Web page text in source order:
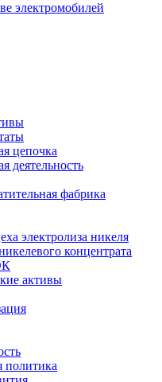
электромобилей
цепочка
деятельность
фабрика
электролиза никеля
концентрата
активы
политика